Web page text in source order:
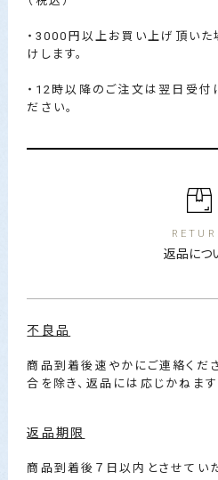
・3000円以上お買い上げ頂い
けします。
・12時以降のご注文は翌日受付
ださい。
返品につ
不良品
商品到着後速やかにご連絡くだ
合を除き、返品には応じかねます
返品期限
商品到着後７日以内とさせていた